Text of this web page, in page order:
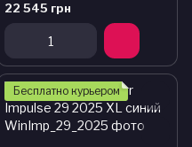
22 545 грн
Бесплатно курьером